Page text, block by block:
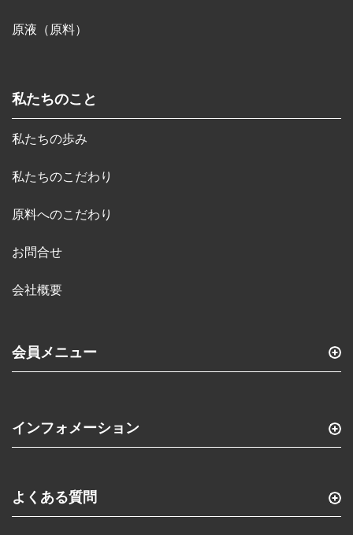
原液（原料）
私たちのこと
私たちの歩み
私たちのこだわり
原料へのこだわり
お問合せ
会社概要
会員メニュー
インフォメーション
よくある質問